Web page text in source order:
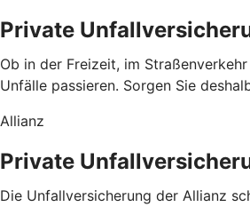
Private
Ob in der Freizeit, im
Unfälle passieren. Sorgen Sie
Allianz
Private
Die Unfallversicherung der Allianz